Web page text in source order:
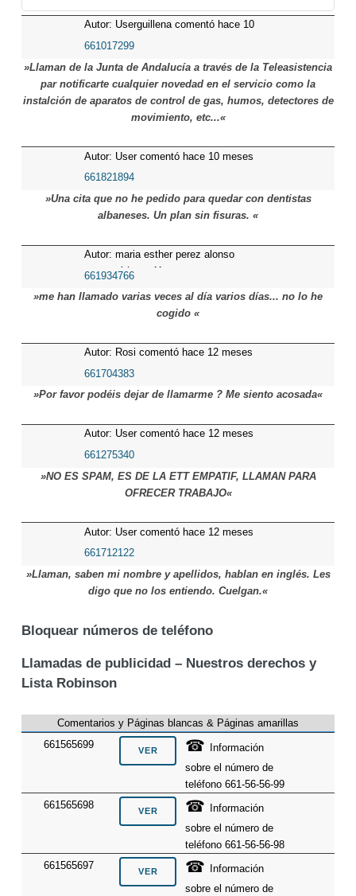
Autor: Userguillena comentó hace 10
meses
661017299
»Llaman de la Junta de Andalucía a través de la Teleasistencia
par notificarte cualquier novedad en el servicio como la
instalción de aparatos de control de gas, humos, detectores de
movimiento, etc...«
Autor: User comentó hace 10 meses
661821894
»Una cita que no he pedido para quedar con dentistas
albaneses. Un plan sin fisuras. «
Autor: maria esther perez alonso
comentó hace 11 meses
661934766
»me han llamado varias veces al día varios días... no lo he
cogido «
Autor: Rosi comentó hace 12 meses
661704383
»Por favor podéis dejar de llamarme ? Me siento acosada«
Autor: User comentó hace 12 meses
661275340
»NO ES SPAM, ES DE LA ETT EMPATIF, LLAMAN PARA
OFRECER TRABAJO«
Autor: User comentó hace 12 meses
661712122
»Llaman, saben mi nombre y apellidos, hablan en inglés. Les
digo que no los entiendo. Cuelgan.«
Bloquear números de teléfono
Llamadas de publicidad – Nuestros derechos y
Lista Robinson
Comentarios y Páginas blancas & Páginas amarillas
661565699
☎
Información
sobre el número de
teléfono 661-56-56-99
661565698
☎
Información
sobre el número de
teléfono 661-56-56-98
661565697
☎
Información
sobre el número de